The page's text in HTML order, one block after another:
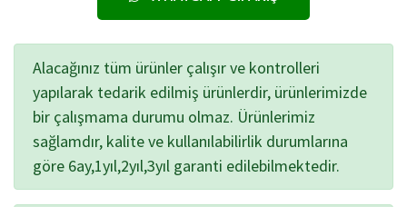
Alacağınız tüm ürünler çalışır ve kontrolleri
yapılarak tedarik edilmiş ürünlerdir, ürünlerimizde
bir çalışmama durumu olmaz. Ürünlerimiz
sağlamdır, kalite ve kullanılabilirlik durumlarına
göre 6ay,1yıl,2yıl,3yıl garanti edilebilmektedir.